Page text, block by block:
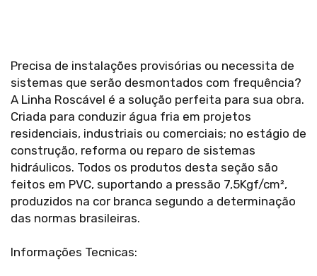
Precisa de instalações provisórias ou necessita de
sistemas que serão desmontados com frequência?
A Linha Roscável é a solução perfeita para sua obra.
Criada para conduzir água fria em projetos
residenciais, industriais ou comerciais; no estágio de
construção, reforma ou reparo de sistemas
hidráulicos. Todos os produtos desta seção são
feitos em PVC, suportando a pressão 7,5Kgf/cm²,
produzidos na cor branca segundo a determinação
das normas brasileiras.
Informações Tecnicas: